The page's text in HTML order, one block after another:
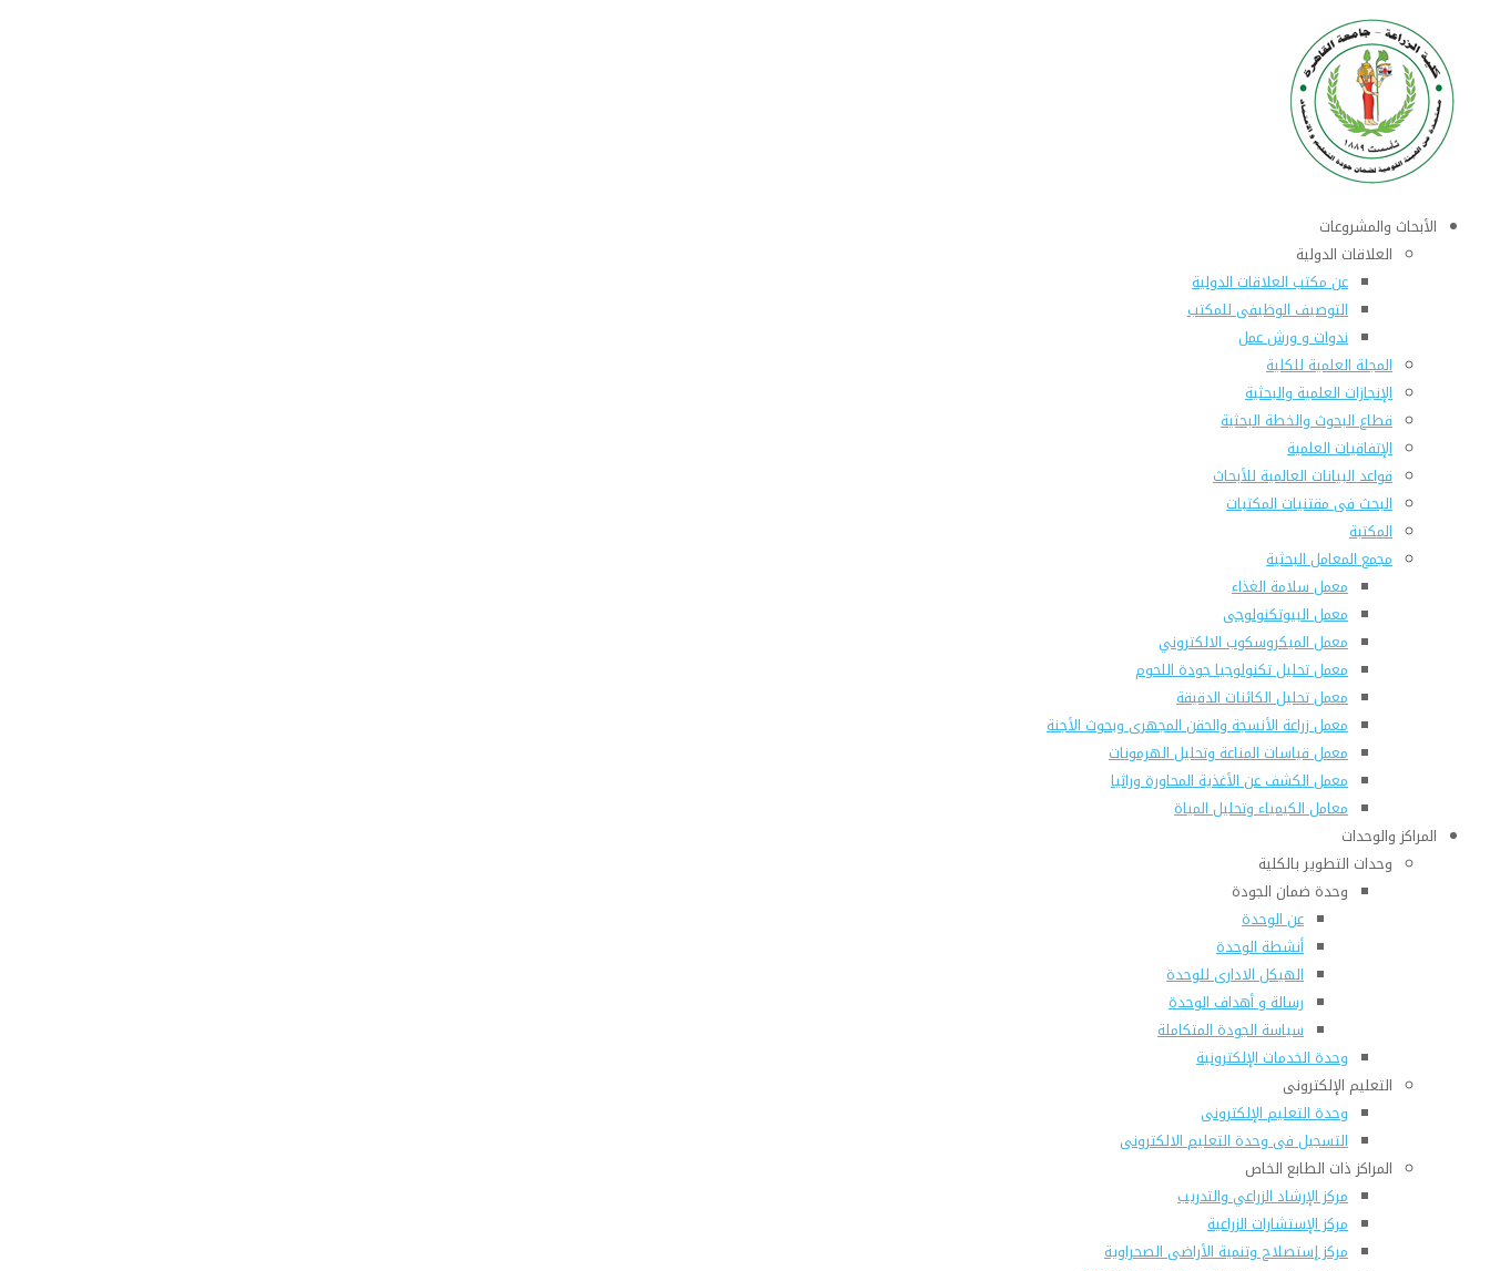
الأبحاث والمشروعات
العلاقات الدولية
عن مكتب العلاقات الدولية
التوصيف الوظيفى للمكتب
ندوات و ورش عمل
المجلة العلمية للكلية
الإنجازات العلمية والبحثية
قطاع البحوث والخطة البحثية
الإتفاقيات العلمية
قواعد البيانات العالمية للأبحاث
البحث فى مقتنيات المكتبات
المكتبة
مجمع المعامل البحثية
معمل سلامة الغذاء
معمل البيوتكنولوجى
معمل الميكروسكوب الالكتروني
معمل تحليل تكنولوجيا جودة اللحوم
معمل تحليل الكائنات الدقيقة
معمل زراعة الأنسجة والحقن المجهرى وبحوث الأجنة
معمل قياسات المناعة وتحليل الهرمونات
معمل الكشف عن الأغذية المحاورة وراثيا
معامل الكيمياء وتحليل المياة
المراكز والوحدات
وحدات التطوير بالكلية
وحدة ضمان الجودة
عن الوحدة
أنشطة الوحدة
الهيكل الادارى للوحدة
رسالة و أهداف الوحدة
سياسة الجودة المتكاملة
وحدة الخدمات الإلكترونية
التعليم الإلكترونى
وحدة التعليم الإلكترونى
التسجيل فى وحدة التعليم الالكترونى
المراكز ذات الطابع الخاص
مركز الإرشاد الزراعي والتدريب
مركز الإستشارات الزراعية
مركز إستصلاح وتنمية الأراضى الصحراوية